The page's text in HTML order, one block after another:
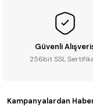
Güvenli
256bit SSL
Kampanyalardan